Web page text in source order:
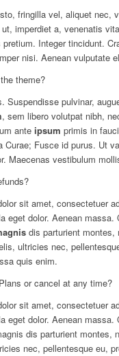
fringilla vel, aliquet nec,
imperdiet a, venenatis
pretium. Integer tincidunt.
nisi. Aenean vulputate
theme?
Suspendisse pulvinar,
, sem libero volutpat nibh,
anteipsum primis in
Curae; Fusce id purus. Ut
Maecenas vestibulum
sit amet, consectetuer
eget dolor. Aenean massa.
dis parturient
ultricies nec,
quis enim.
or cancel at any time?
sit amet, consectetuer
eget dolor. Aenean massa.
dis parturient montes,
nec, pellentesque eu,